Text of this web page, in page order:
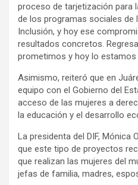
proceso de tarjetización para
de los programas sociales de
Inclusión, y hoy ese
resultados concretos.
prometimos y hoy lo estamos
Asimismo, reiteró que en
equipo con el Gobierno del
acceso de las mujeres a
la educación y el desarrollo
La presidenta del DIF, Mónica
que este tipo de proyectos
que realizan las mujeres del
jefas de familia, madres,